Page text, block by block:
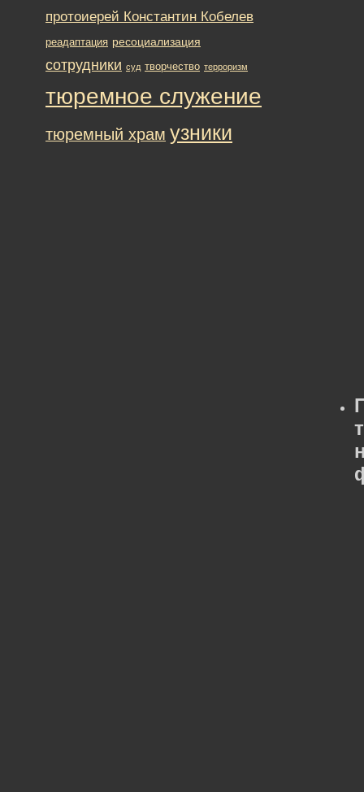
протоиерей Константин Кобелев
реадаптация ресоциализация
сотрудники суд творчество терроризм
тюремное служение
тюремный храм узники